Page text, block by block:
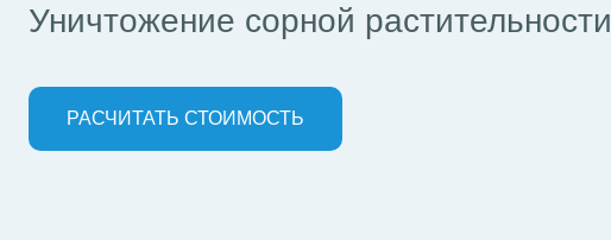
Уничтожение сорной растительности
РАСЧИТАТЬ СТОИМОСТЬ